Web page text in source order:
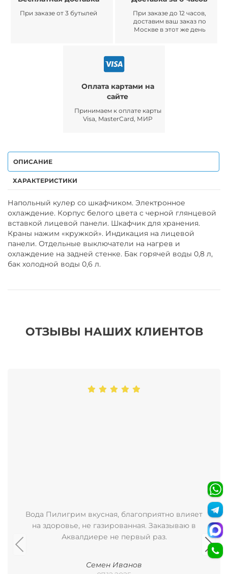
При заказе от 3 бутылей
При заказе до 12 часов,
доставим ваш заказ по
Москве в этот же день
Оплата картами на
сайте
Принимаем к оплате карты
Visa, MasterCard, МИР
ОПИСАНИЕ
ХАРАКТЕРИСТИКИ
Напольный кулер со шкафчиком. Электронное
охлаждение. Корпус белого цвета с черной глянцевой
вставкой лицевой панели. Шкафчик для хранения.
Краны нажим «кружкой». Индикация на лицевой
панели. Отдельные выключатели на нагрев и
охлаждение на задней стенке. Бак горячей воды 0,8 л,
бак холодной воды 0,6 л.
ОТЗЫВЫ НАШИХ КЛИЕНТОВ
Вода Пилигрим вкусная, благоприятно влияет
на здоровье, не газированная. Заказываю в
Аквалдиере не первый раз.
Семен Иванов